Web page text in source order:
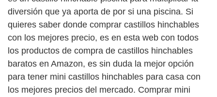
diversión que ya aporta de por si una piscina. Si
quieres saber donde comprar castillos hinchables
con los mejores precio, es en esta web con todos
los productos de compra de castillos hinchables
baratos en Amazon, es sin duda la mejor opción
para tener mini castillos hinchables para casa con
los mejores precios del mercado. Comprar mini